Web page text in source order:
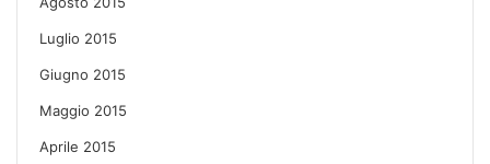
Luglio 2015
Giugno 2015
Maggio 2015
Aprile 2015